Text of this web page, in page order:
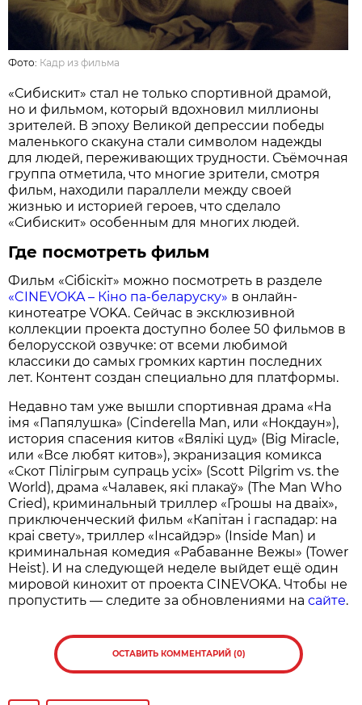
Фото: Кадр из фильма
«Сибискит» стал не только спортивной драмой,
но и фильмом, который вдохновил миллионы
зрителей. В эпоху Великой депрессии победы
маленького скакуна стали символом надежды
для людей, переживающих трудности. Съёмочная
группа отметила, что многие зрители, смотря
фильм, находили параллели между своей
жизнью и историей героев, что сделало
«Сибискит» особенным для многих людей.
Где посмотреть фильм
Фильм «Сібіскіт» можно посмотреть в разделе
«CINEVOKA – Кіно па-беларуску» в онлайн-
кинотеатре VOKA. Сейчас в эксклюзивной
коллекции проекта доступно более 50 фильмов в
белорусской озвучке: от всеми любимой
классики до самых громких картин последних
лет. Контент создан специально для платформы.
Недавно там уже вышли спортивная драма «На
імя «Папялушка» (Cinderella Man, или «Нокдаун»),
история спасения китов «Вялікі цуд» (Big Miracle,
или «Все любят китов»), экранизация комикса
«Скот Пілігрым супраць усіх» (Scott Pilgrim vs. the
World), драма «Чалавек, які плакаў» (The Man Who
Cried), криминальный триллер «Грошы на дваіх»,
приключенческий фильм «Капітан і гаспадар: на
краі свету», триллер «Інсайдэр» (Inside Man) и
криминальная комедия «Рабаванне Вежы» (Tower
Heist). И на следующей неделе выйдет ещё один
мировой кинохит от проекта CINEVOKA. Чтобы не
пропустить — следите за обновлениями насайте.
ОСТАВИТЬ КОММЕНТАРИЙ (0)